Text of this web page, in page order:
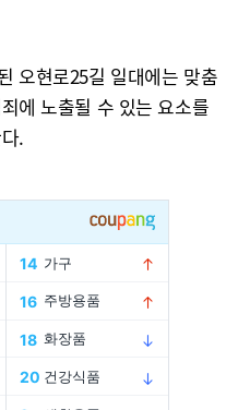
오현로25길 일대에는 맞춤
에 노출될 수 있는 요소를
.